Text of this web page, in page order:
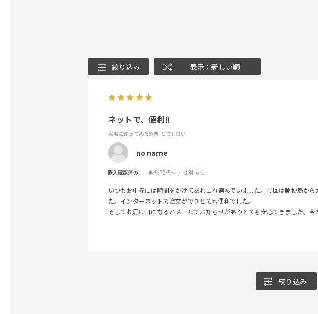
絞り込み 表示：新しい順
ネットで、便利‼️
実際に使ってみた感想:とても良い
no name
購入確認済み 年代:70代～ 性別:女性
いつもお中元には時間をかけてあれこれ選んでいました。今回は郵便局か
た。インターネットで注文ができとても便利でした。
そしてお届け日になるとメールでお知らせがありとても安心できました。
絞り込み